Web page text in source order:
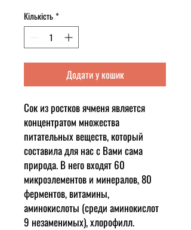
Кількість*
Додати у кошик
Сок из ростков ячменя является
концентратом множества
питательных веществ, который
составила для нас с Вами сама
природа. В него входят 60
микроэлементов и минералов, 80
ферментов, витамины,
аминокислоты (среди аминокислот
9 незаменимых), хлорофилл.